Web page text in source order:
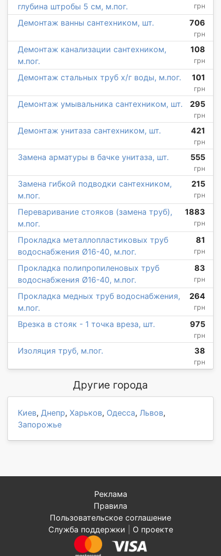
глубина штробы 5 см, м.пог.
грн
Демонтаж ванны сантехником, шт. 706
грн
Демонтаж канализации сантехником,
м.пог.
108
грн
Демонтаж стальных труб х/г воды, м.пог. 101
грн
Демонтаж умывальника сантехником, шт. 295
грн
Демонтаж унитаза сантехником, шт. 421
грн
Замена арматуры в бачке унитаза, шт. 555
грн
Замена гибкой подводки сантехником,
м.пог.
215
грн
Переваривание стояков (замена труб),
м.пог.
1883
грн
Прокладка металлопластиковых труб
водоснабжения Ø16-40, м.пог.
81
грн
Прокладка полипропиленовых труб
водоснабжения Ø16-40, м.пог.
83
грн
Прокладка медных труб водоснабжения,
м.пог.
264
грн
Врезка в стояк - 1 точка вреза, шт. 975
грн
Изоляция труб, м.пог. 38
грн
Другие города
Киев, Днепр, Харьков, Одесса, Львов,
Запорожье
Реклама
Правила
Пользовательское соглашение
Служба поддержки
О проекте